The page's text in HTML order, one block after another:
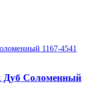
1167-4541
Дуб Соломенный